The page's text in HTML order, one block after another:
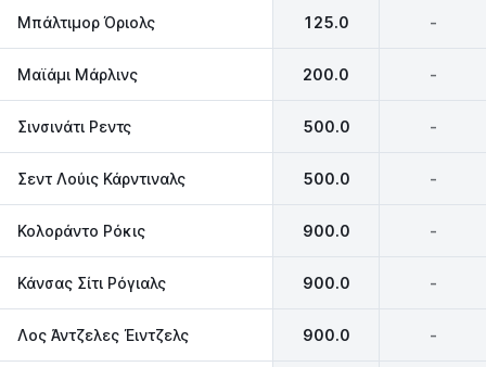
Μπάλτιμορ Όριολς 125.0 -
Μαϊάμι Μάρλινς 200.0 -
Σινσινάτι Ρεντς 500.0 -
Σεντ Λούις Κάρντιναλς 500.0 -
Κολοράντο Ρόκις 900.0 -
Κάνσας Σίτι Ρόγιαλς 900.0 -
Λος Άντζελες Έιντζελς 900.0 -